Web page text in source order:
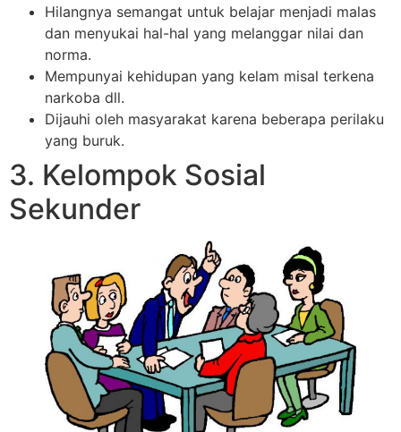
Hilangnya semangat untuk belajar menjadi malas
dan menyukai hal-hal yang melanggar nilai dan
norma.
Mempunyai kehidupan yang kelam misal terkena
narkoba dll.
Dijauhi oleh masyarakat karena beberapa perilaku
yang buruk.
3. Kelompok Sosial
Sekunder